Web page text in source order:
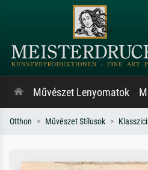
Művészet Lenyomatok
Otthon Művészet Stílusok